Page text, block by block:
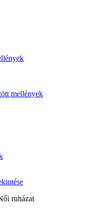
mellények
ruházat